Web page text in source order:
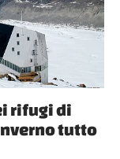
rifugi di
tutto